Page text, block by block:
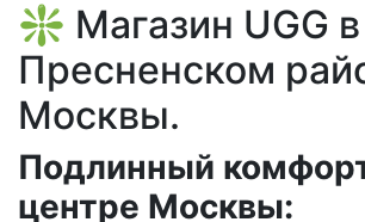
❇️ Магазин UGG в
Пресненском
Москвы.
Подлинный
центре Москвы: